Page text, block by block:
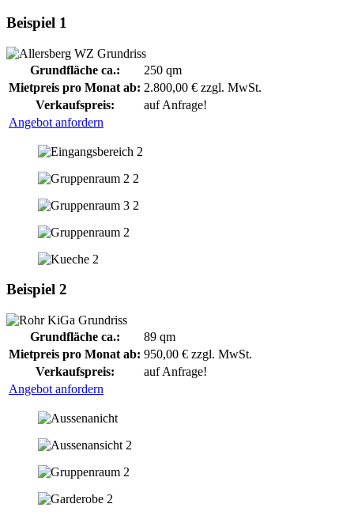
Beispiel 1
Grundfläche ca.:
250 qm
Mietpreis pro Monat ab: 2.800,00 € zzgl. MwSt.
Verkaufspreis:
auf Anfrage!
Angebot anfordern
Beispiel 2
Grundfläche ca.:
89 qm
Mietpreis pro Monat ab: 950,00 € zzgl. MwSt.
Verkaufspreis:
auf Anfrage!
Angebot anfordern